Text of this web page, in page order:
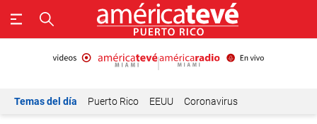
Temas del día Puerto Rico EEUU Coronavirus